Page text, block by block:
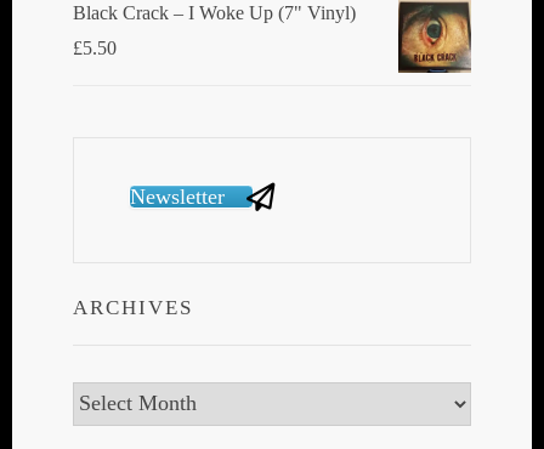
Black Crack ‎– I Woke Up (7" Vinyl)
£5.50
Newsletter
ARCHIVES
Archives